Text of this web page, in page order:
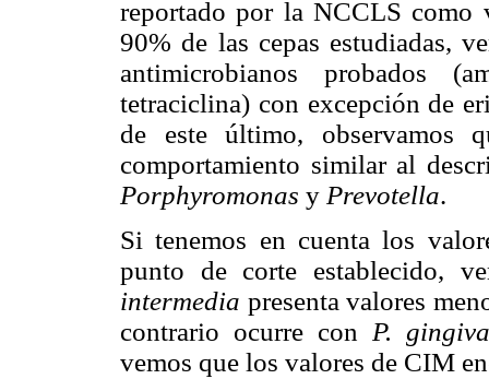
reportado por la NCCLS
90% de las cepas estudiadas,
antimicrobianos probados
tetraciclina) con excepción de
de este último, observamos
comportamiento similar al
Porphyromonas y Prevotella.
Si tenemos en cuenta los
punto de corte establecido,
intermedia presenta valores
contrario ocurre con P.
vemos que los valores de CIM